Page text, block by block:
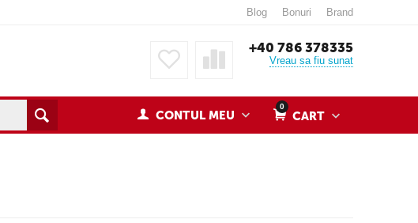
Blog Bonuri Brand
+40 786 378335
Vreau sa fiu sunat
0
CART
CONTUL MEU